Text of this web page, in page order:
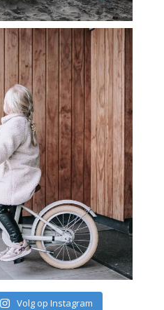
Volg op Instagram